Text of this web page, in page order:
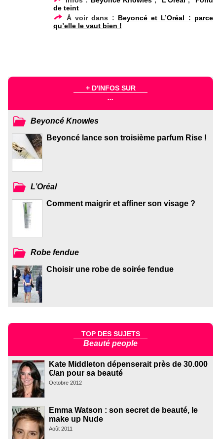
de teint
À voir dans : Beyoncé et L’Oréal : parce
qu’elle le vaut bien !
+ D'INFOS SUR
...
Beyoncé Knowles
Beyoncé lance son troisième parfum Rise !
L’Oréal
Comment maigrir et affiner son visage ?
Robe fendue
Choisir une robe de soirée fendue
TOP DES SUJETS
Beauté people
Kate Middleton dépenserait près de 30.000
€/an pour sa beauté
Octobre 2012
Emma Watson : son secret de beauté, le
make up Nude
Août 2011